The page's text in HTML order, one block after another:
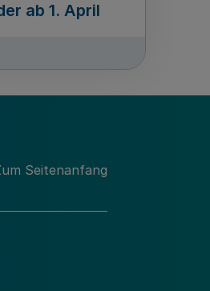
ab 1. April
Innovativ &
Seitenanfang